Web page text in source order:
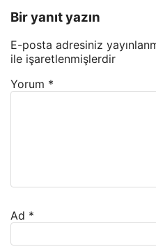
Bir yanıt yazın
E-posta adresiniz
ile işaretlenmişlerdir
Yorum *
Ad *